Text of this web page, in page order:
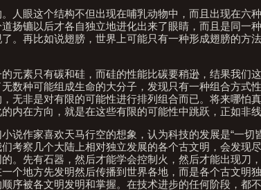
人眼这个结构不但出现在哺乳动物中，而且出现在
扬镳以后才各自独立地进化出来了眼睛，而且是同一
。再比如说翅膀，世界上可能只有一种形成翅膀的方
元素只有碳和硅，而硅的性能比碳要稍逊，结果我们
数种可能组成生命的大分子，发现只有一种组合方式
无非是对有限的可能性进行排列组合而已。将来哪怕
内在方向，就是在这些有限的可能性中跳跃，正如非
说作家喜欢天马行空的想象，认为科技的发展是“一切
考察几个大陆上相对独立发展的各个古文明，会发现
。先有石器，然后才能学会控制火，然后才能出现刀
个地方先发明然后传播到世界各地，而是各个古文明
序被各文明发明和掌握。在技术进步的任何阶段，都